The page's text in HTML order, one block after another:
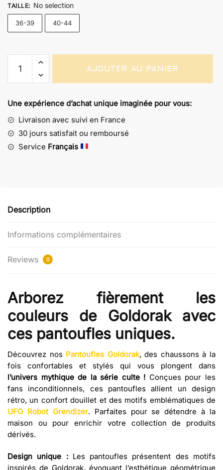
TAILLE: No selection
36-39 40-44
Pantoufle
Goldorak
-
Idée
Nostalgie
AJOUTER AU PANIER
Une expérience d’achat unique imaginée pour vous:
Livraison avec suivi en France
30 jours satisfait ou remboursé
Service Français
Description
Informations complémentaires
Reviews 0
Arborez fièrement les
couleurs de Goldorak avec
ces pantoufles uniques.
Découvrez nos Pantoufles Goldorak, des chaussons à la
fois confortables et stylés qui vous plongent dans
l’univers mythique de la série culte ! Conçues pour les
fans inconditionnels, ces pantoufles allient un design
rétro, un confort douillet et des motifs emblématiques de
UFO Robot Grendizer. Parfaites pour se détendre à la
maison ou pour enrichir votre collection de produits
dérivés.
Design unique :Les pantoufles présentent des motifs
inspirés de Goldorak, évoquant l’esthétique géométrique